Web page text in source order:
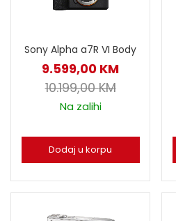
Sony Alpha a7R VI Body
9.599,00 KM
10.199,00KM
Na zalihi
Dodaj u korpu